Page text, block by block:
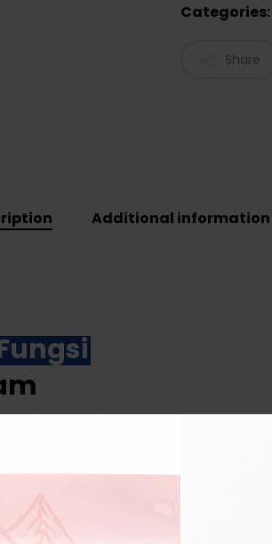
Categories:
Share
Additional information
memberikan
agak